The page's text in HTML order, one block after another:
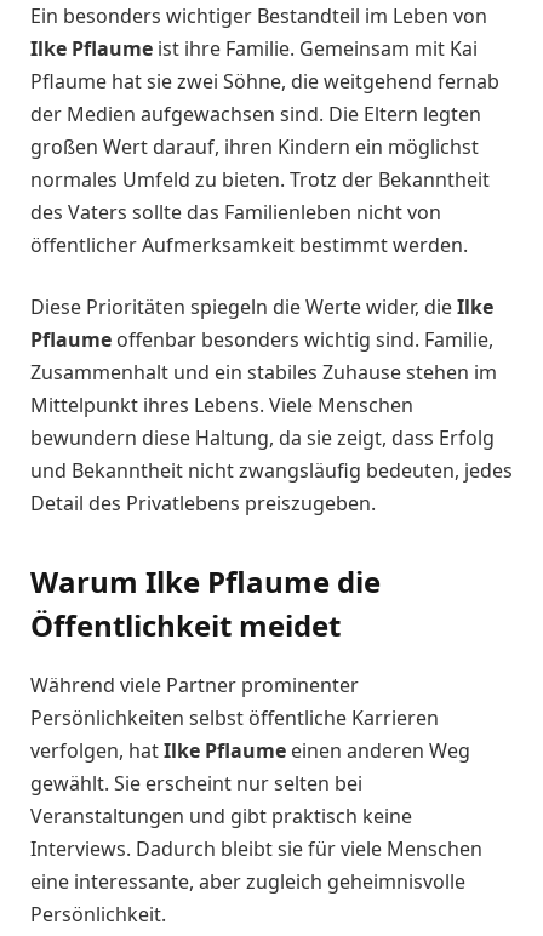
Ein besonders wichtiger Bestandteil im Leben von
Ilke Pflaume ist ihre Familie. Gemeinsam mit Kai
Pflaume hat sie zwei Söhne, die weitgehend fernab
der Medien aufgewachsen sind. Die Eltern legten
großen Wert darauf, ihren Kindern ein möglichst
normales Umfeld zu bieten. Trotz der Bekanntheit
des Vaters sollte das Familienleben nicht von
öffentlicher Aufmerksamkeit bestimmt werden.
Diese Prioritäten spiegeln die Werte wider, dieIlke
Pflaume offenbar besonders wichtig sind. Familie,
Zusammenhalt und ein stabiles Zuhause stehen im
Mittelpunkt ihres Lebens. Viele Menschen
bewundern diese Haltung, da sie zeigt, dass Erfolg
und Bekanntheit nicht zwangsläufig bedeuten, jedes
Detail des Privatlebens preiszugeben.
Warum Ilke Pflaume die
Öffentlichkeit meidet
Während viele Partner prominenter
Persönlichkeiten selbst öffentliche Karrieren
verfolgen, hatIlke Pflaume einen anderen Weg
gewählt. Sie erscheint nur selten bei
Veranstaltungen und gibt praktisch keine
Interviews. Dadurch bleibt sie für viele Menschen
eine interessante, aber zugleich geheimnisvolle
Persönlichkeit.